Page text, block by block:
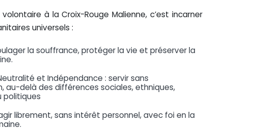
à la Croix-Rouge Malienne, c’est incarner
universels :
la souffrance, protéger la vie et préserver la
et Indépendance : servir sans
au-delà des différences sociales, ethniques,
politiques
librement, sans intérêt personnel, avec foi en la